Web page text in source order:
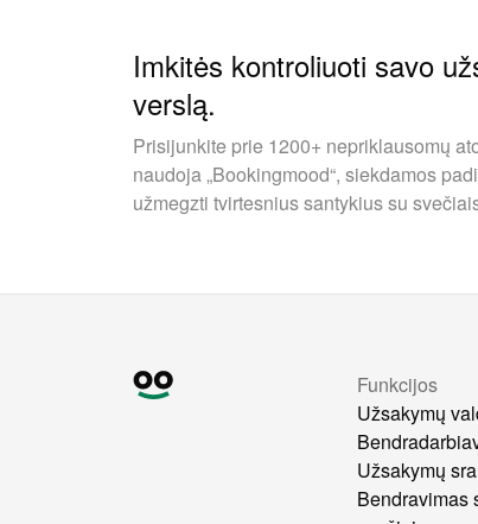
Imkitės kontroliuoti savo
verslą.
Prisijunkite prie 1200+ nepriklausomų
naudoja „Bookingmood“, siekdamos
užmegzti tvirtesnius santykius su
Funkcijos
Užsakymų
Užsakymų
Bendravimas